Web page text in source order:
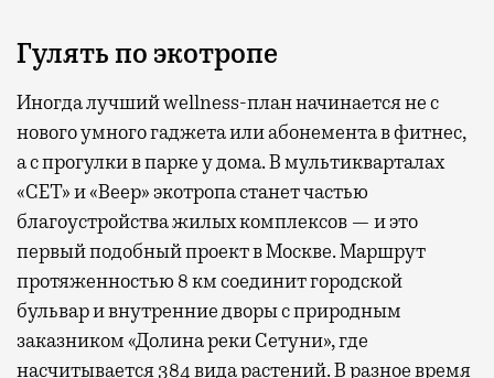
Гулять по экотропе
Иногда лучший wellness-план начинается не с
нового умного гаджета или абонемента в фитнес,
а с прогулки в парке у дома. В мультикварталах
«СЕТ» и «Веер» экотропа станет частью
благоустройства жилых комплексов — и это
первый подобный проект в Москве. Маршрут
протяженностью 8 км соединит городской
бульвар и внутренние дворы с природным
заказником «Долина реки Сетуни», где
насчитывается 384 вида растений. В разное время